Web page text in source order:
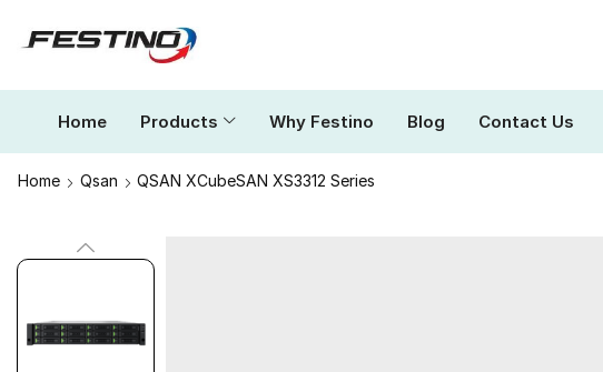
Home Products Why Festino Blog Contact Us
Home Qsan QSAN XCubeSAN XS3312 Series